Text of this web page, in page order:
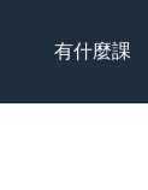
有什麼課